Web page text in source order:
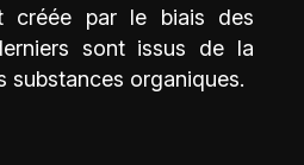
créée par le biais des
sont issus de la
substances organiques.